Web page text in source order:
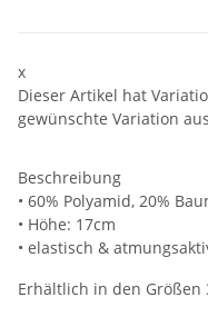
x
Dieser Artikel hat
gewünschte Variation
Beschreibung
• 60% Polyamid, 20%
• Höhe: 17cm
• elastisch &
Erhältlich in den Größen